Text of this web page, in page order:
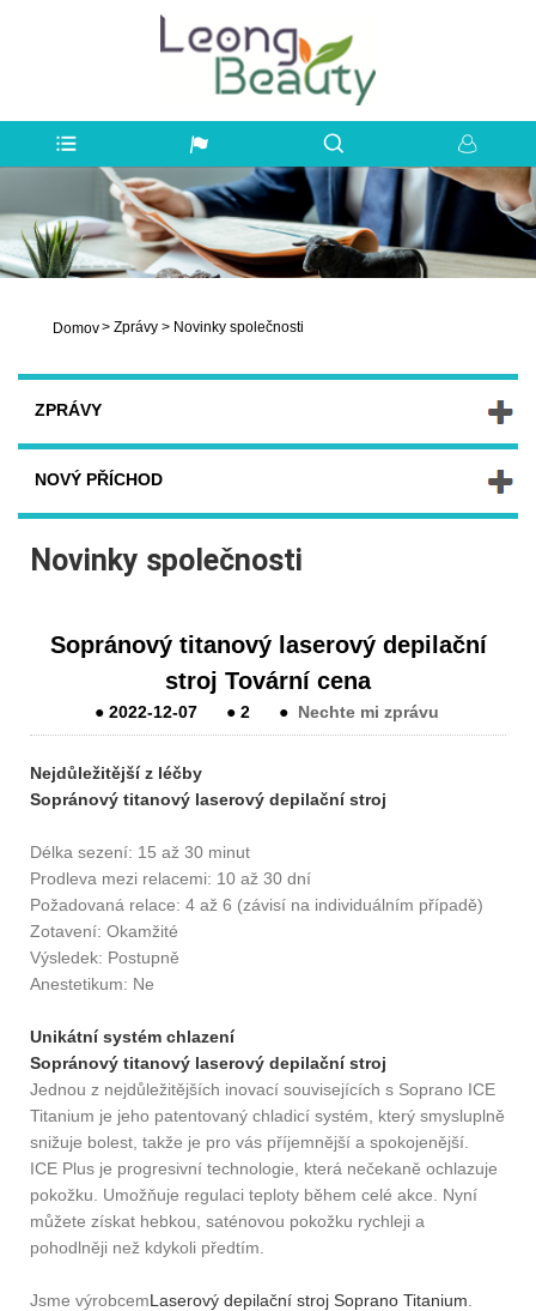
Domov> Zprávy > Novinky společnosti
ZPRÁVY
NOVÝ PŘÍCHOD
Novinky společnosti
Sopránový titanový laserový depilační
stroj Tovární cena
●2022-12-07 ●2 ● Nechte mi zprávu
Nejdůležitější z léčby
Sopránový titanový laserový depilační stroj
Délka sezení: 15 až 30 minut
Prodleva mezi relacemi: 10 až 30 dní
Požadovaná relace: 4 až 6 (závisí na individuálním případě)
Zotavení: Okamžité
Výsledek: Postupně
Anestetikum: Ne
Unikátní systém chlazení
Sopránový titanový laserový depilační stroj
Jednou z nejdůležitějších inovací souvisejících s Soprano ICE
Titanium je jeho patentovaný chladicí systém, který smysluplně
snižuje bolest, takže je pro vás příjemnější a spokojenější.
ICE Plus je progresivní technologie, která nečekaně ochlazuje
pokožku. Umožňuje regulaci teploty během celé akce. Nyní
můžete získat hebkou, saténovou pokožku rychleji a
pohodlněji než kdykoli předtím.
Jsme výrobcemLaserový depilační stroj Soprano Titanium